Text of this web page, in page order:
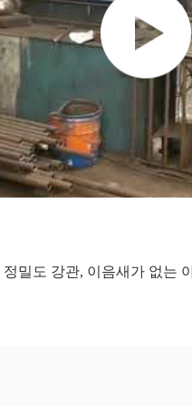
정밀도 강관, 이음새가 없는